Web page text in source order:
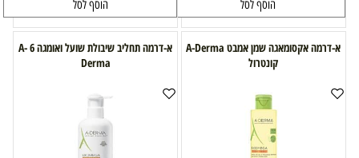
הוסף לסל הוסף לסל
א-דרמה אקסומאגה שמן אמבט A-Derma
קונטרול
א-דרמה תחליב שיבולת שועל ואומגה 6 A-
Derma